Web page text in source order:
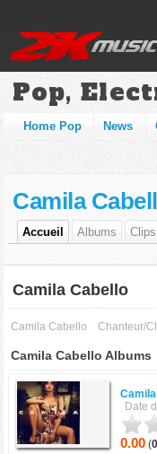
Pop,
Home Pop News
Camila
Accueil Albums Clips
Camila Cabello
Camila Cabello Chanteur/
Camila Cabello Albums
Date
0.00 (0